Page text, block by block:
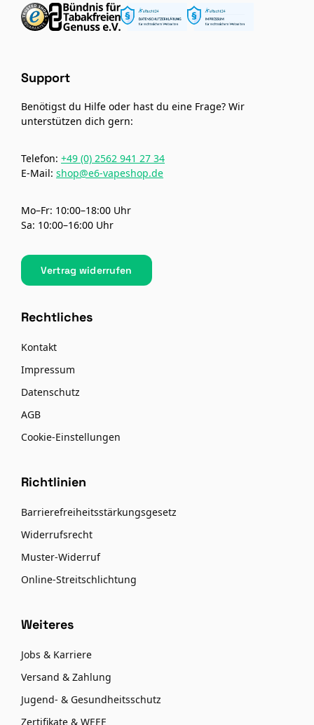
Support
Benötigst du Hilfe oder hast du eine Frage? Wir
unterstützen dich gern:
Telefon: +49 (0) 2562 941 27 34
E-Mail: shop@e6-vapeshop.de
Mo–Fr: 10:00–18:00 Uhr
Sa: 10:00–16:00 Uhr
Vertrag widerrufen
Rechtliches
Kontakt
Impressum
Datenschutz
AGB
Cookie-Einstellungen
Richtlinien
Barrierefreiheitsstärkungsgesetz
Widerrufsrecht
Muster-Widerruf
Online-Streitschlichtung
Weiteres
Jobs & Karriere
Versand & Zahlung
Jugend- & Gesundheitsschutz
Zertifikate & WEEE